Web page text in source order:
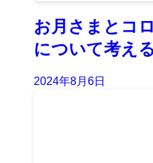
お月さまと
について考え
2024年8月6日